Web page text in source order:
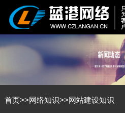
首页>>网络知识>>网站建设知识